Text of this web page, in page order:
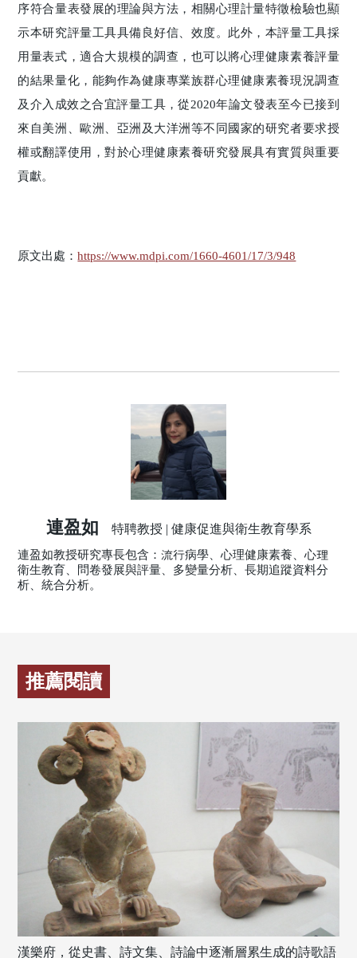
序符合量表發展的理論與方法，相關心理計量特徵檢驗也顯
示本研究評量工具具備良好信、效度。此外，本評量工具採
用量表式，適合大規模的調查，也可以將心理健康素養評量
的結果量化，能夠作為健康專業族群心理健康素養現況調查
及介入成效之合宜評量工具，從2020年論文發表至今已接到
來自美洲、歐洲、亞洲及大洋洲等不同國家的研究者要求授
權或翻譯使用，對於心理健康素養研究發展具有實質與重要
貢獻。
原文出處：https://www.mdpi.com/1660-4601/17/3/948
連盈如 特聘教授 | 健康促進與衛生教育學系
連盈如教授研究專長包含：流行病學、心理健康素養、心理
衛生教育、問卷發展與評量、多變量分析、長期追蹤資料分
析、統合分析。
推薦閱讀
漢樂府，從史書、詩文集、詩論中逐漸層累生成的詩歌語